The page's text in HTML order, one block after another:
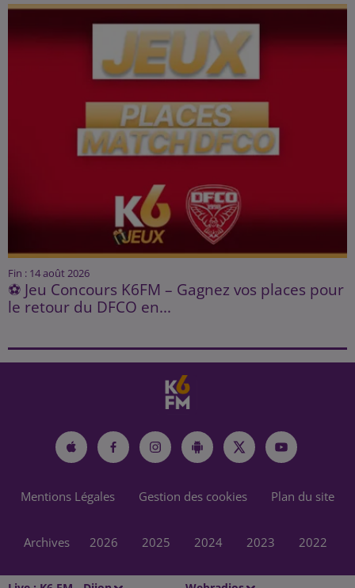
Fin : 14 août 2026
⚽ Jeu Concours K6FM – Gagnez vos places pour
le retour du DFCO en...
Mentions Légales Gestion des cookies Plan du site
Archives 2026 2025 2024 2023 2022